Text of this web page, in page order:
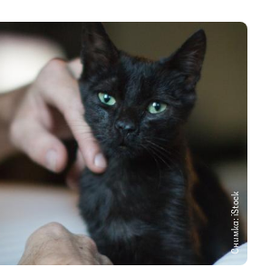
Снимка: iStock